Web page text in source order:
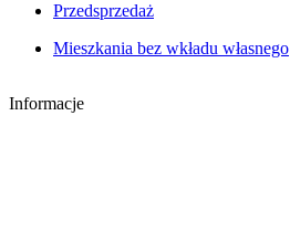
Przedsprzedaż
Mieszkania bez wkładu własnego
Informacje